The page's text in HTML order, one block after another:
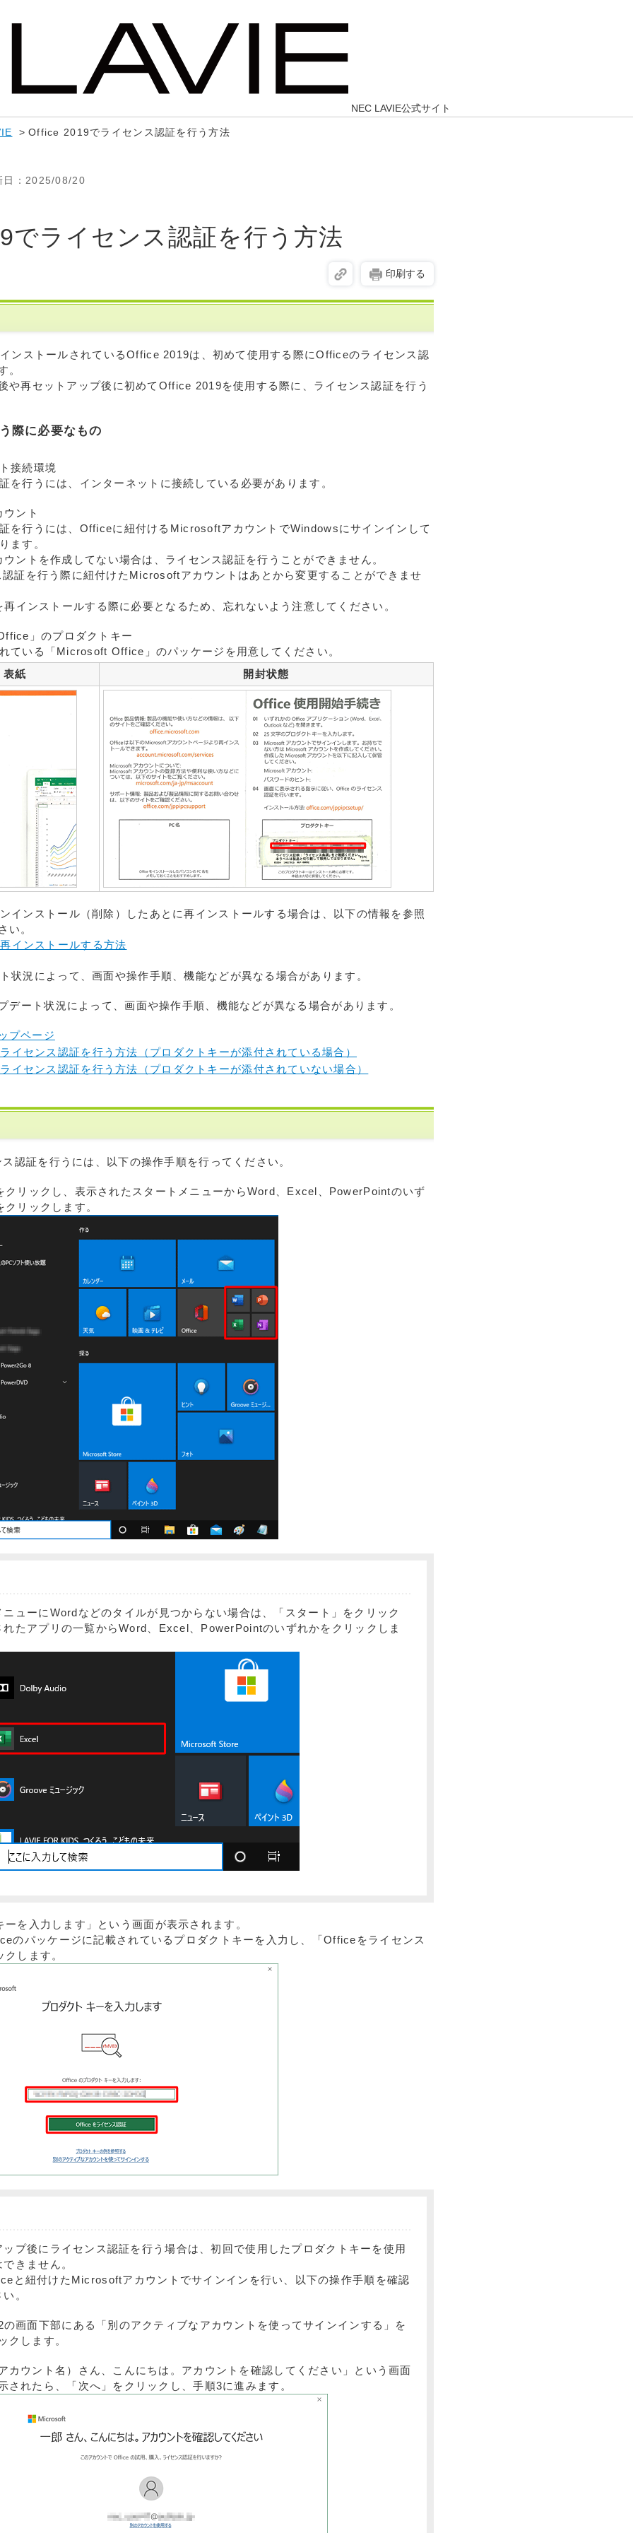
NEC LAVIE公式サイト
> Office 2019でライセンス認証を行う方法
日 ：2025/08/20
でライセンス認証を行う方法
印刷する
ンストールされているOffice 2019は、初めて使用する際にOfficeのライセンス認
。
や再セットアップ後に初めてOffice 2019を使用する際に、ライセンス認証を行う
際に必要なもの
接続環境
を行うには、インターネットに接続している必要があります。
ント
を行うには、Officeに紐付けるMicrosoftアカウントでWindowsにサインインして
ます。
ントを作成してない場合は、ライセンス認証を行うことができません。
証を行う際に紐付けたMicrosoftアカウントはあとから変更することができませ
インストールする際に必要となるため、忘れないよう注意してください。
」のプロダクトキー
ている「Microsoft Office」のパッケージを用意してください。
表紙
開封状態
ンストール（削除）したあとに再インストールする場合は、以下の情報を参照
い。
インストールする方法
況によって、画面や操作手順、機能などが異なる場合があります。
ート状況によって、画面や操作手順、機能などが異なる場合があります。
プページ
イセンス認証を行う方法（プロダクトキーが添付されている場合）
イセンス認証を行う方法（プロダクトキーが添付されていない場合）
認証を行うには、以下の操作手順を行ってください。
クリックし、表示されたスタートメニューからWord、Excel、PowerPointのいず
リックします。
ニューにWordなどのタイルが見つからない場合は、「スタート」をクリック
れたアプリの一覧からWord、Excel、PowerPointのいずれかをクリックしま
ーを入力します」という画面が表示されます。
のパッケージに記載されているプロダクトキーを入力し、「Officeをライセンス
します。
ップ後にライセンス認証を行う場合は、初回で使用したプロダクトキーを使用
きません。
と紐付けたMicrosoftアカウントでサインインを行い、以下の操作手順を確認
。
の画面下部にある「別のアクティブなアカウントを使ってサインインする」を
クします。
カウント名）さん、こんにちは。アカウントを確認してください」という画面
されたら、「次へ」をクリックし、手順3に進みます。